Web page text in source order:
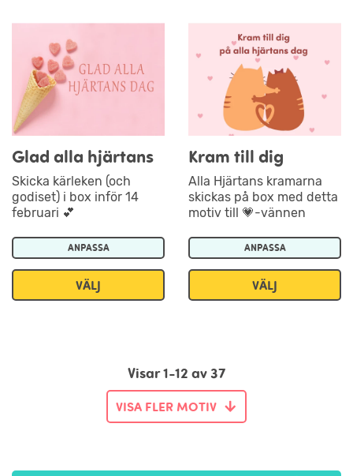
Glad alla hjärtans
Skicka kärleken (och
godiset) i box inför 14
februari 💕
ANPASSA
VÄLJ
Kram till dig
Alla Hjärtans kramarna
skickas på box med detta
motiv till 💗-vännen
ANPASSA
VÄLJ
Visar 1-12 av 37
VISA FLER MOTIV